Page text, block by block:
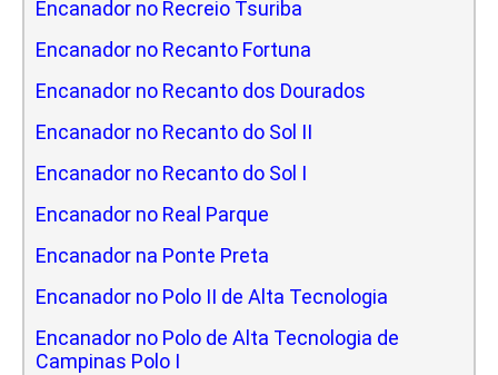
Encanador no Recreio Tsuriba
Encanador no Recanto Fortuna
Encanador no Recanto dos Dourados
Encanador no Recanto do Sol II
Encanador no Recanto do Sol I
Encanador no Real Parque
Encanador na Ponte Preta
Encanador no Polo II de Alta Tecnologia
Encanador no Polo de Alta Tecnologia de
Campinas Polo I